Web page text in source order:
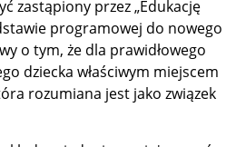
zastąpiony przez „Edukację
programowej do nowego
o tym, że dla prawidłowego
dziecka właściwym miejscem
rozumiana jest jako związek